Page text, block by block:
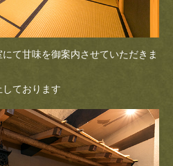
て甘味を御案内させていただきま
ております